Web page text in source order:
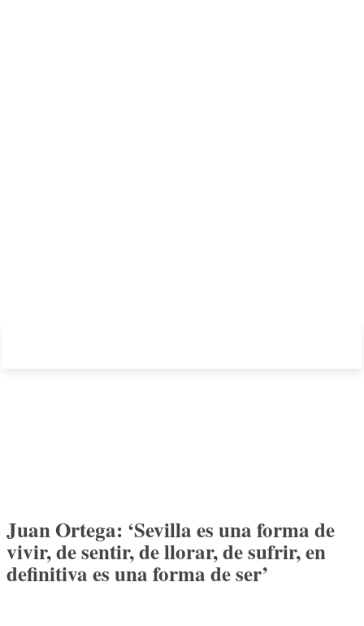
Juan Ortega: ‘Sevilla es una forma de
vivir, de sentir, de llorar, de sufrir, en
definitiva es una forma de ser’